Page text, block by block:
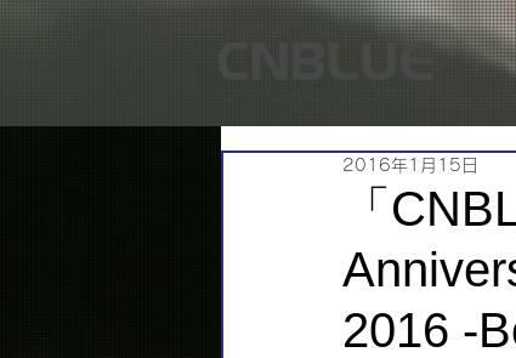
「
2016 -
2016年1月15日